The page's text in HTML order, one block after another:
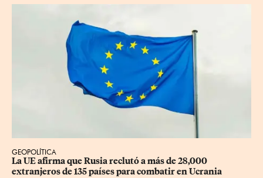
GEOPOLÍTICA
La UE afirma que Rusia reclutó a más de 28,000
extranjeros de 135 países para combatir en Ucrania